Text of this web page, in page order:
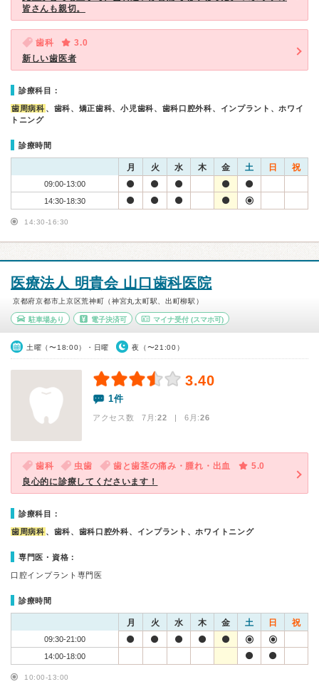
皆さんも親切。
歯科
3.0
新しい歯医者
診療科目：
歯周病科 、歯科、矯正歯科、小児歯科、歯科口腔外科、インプラント、ホワイ
トニング
診療時間
月 火 水 木 金 土 日 祝
09:00-13:00
14:30-18:30
14:30-16:30
医療法人 明貴会 山口歯科医院
京都府京都市上京区荒神町（神宮丸太町駅、出町柳駅）
駐車場あり 電子決済可 マイナ受付 (スマホ可)
土曜（〜18:00）・日曜 夜（〜21:00）
3.40
1件
アクセス数 7月:22 | 6月:26
歯科 虫歯 歯と歯茎の痛み・腫れ・出血
5.0
良心的に診療してくださいます！
診療科目：
歯周病科 、歯科、歯科口腔外科、インプラント、ホワイトニング
専門医・資格：
口腔インプラント専門医
診療時間
月 火 水 木 金 土 日 祝
09:30-21:00
14:00-18:00
10:00-13:00